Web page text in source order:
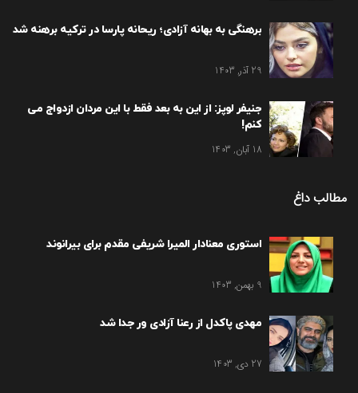
برهنگی به بهانه آزادی؛ ریحانه پارسا در ترکیه برهنه شد
29 آذر, 1403
جنیفر لوپز: از این به بعد فقط با این مردان ازدواج می
کنم!
18 آبان, 1403
مطالب داغ
استوری معنادار المیرا شریفی مقدم برای بیرانوند
9 بهمن, 1403
مهدی پاکدل از رعنا آزادی ور جدا شد
27 دی, 1403